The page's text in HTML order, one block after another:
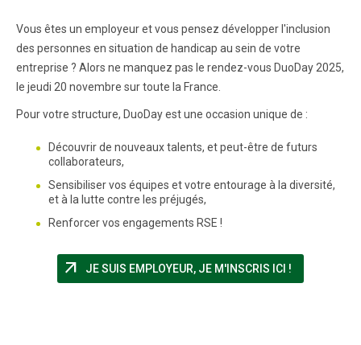
Vous êtes un employeur et vous pensez développer l'inclusion
des personnes en situation de handicap au sein de votre
entreprise ? Alors ne manquez pas le rendez-vous DuoDay 2025,
le jeudi 20 novembre sur toute la France.
Pour votre structure, DuoDay est une occasion unique de :
Découvrir de nouveaux talents, et peut-être de futurs
collaborateurs,
Sensibiliser vos équipes et votre entourage à la diversité,
et à la lutte contre les préjugés,
Renforcer vos engagements RSE !
arrow_outward JE SUIS EMPLOYEUR, JE M'INSCRIS ICI !(NOUVELLE